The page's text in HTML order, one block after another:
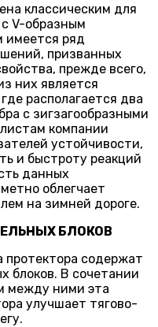
классическим для
V-образным
имеется ряд
призванных
прежде всего,
них является
располагается два
с зигзагообразными
компании
устойчивости,
и быстроту реакций
данных
облегчает
на зимней дороге.
БЛОКОВ
протектора содержат
блоков. В сочетании
между ними эта
улучшает тягово-